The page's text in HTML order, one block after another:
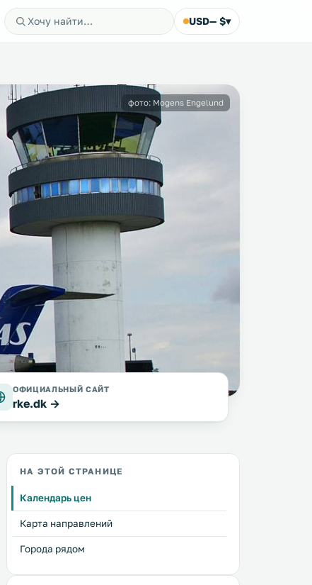
USD— $▾
фото: Mogens Engelund
ОФИЦИАЛЬНЫЙ САЙТ
rke.dk →
НА ЭТОЙ СТРАНИЦЕ
Календарь цен
Карта направлений
Города рядом